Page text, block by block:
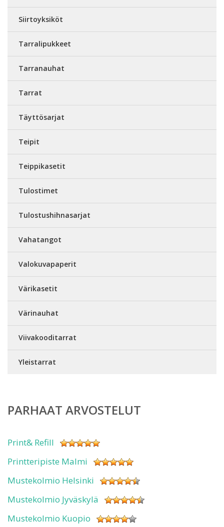
Siirtoyksiköt
Tarralipukkeet
Tarranauhat
Tarrat
Täyttösarjat
Teipit
Teippikasetit
Tulostimet
Tulostushihnasarjat
Vahatangot
Valokuvapaperit
Värikasetit
Värinauhat
Viivakooditarrat
Yleistarrat
PARHAAT ARVOSTELUT
Print& Refill
Printteripiste Malmi
Mustekolmio Helsinki
Mustekolmio Jyväskylä
Mustekolmio Kuopio